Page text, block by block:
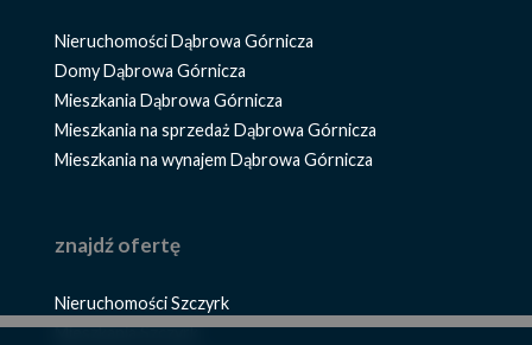
Nieruchomości Dąbrowa Górnicza
Domy Dąbrowa Górnicza
Mieszkania Dąbrowa Górnicza
Mieszkania na sprzedaż Dąbrowa Górnicza
Mieszkania na wynajem Dąbrowa Górnicza
znajdź ofertę
Nieruchomości Szczyrk
Mieszkania Szczyrk